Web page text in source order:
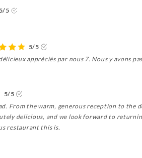
5/5
5/5
appréciés par nous 7. Nous y avons
5/5
From the warm, generous reception to
delicious, and we look forward to
restaurant this is.